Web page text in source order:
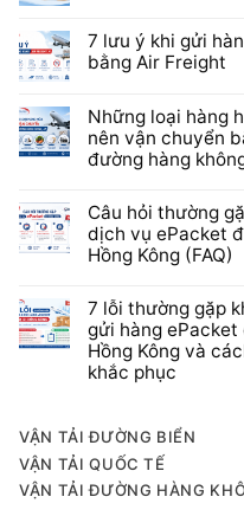
7 lưu ý khi gửi
bằng Air Freight
Những loại hàng
nên vận chuyển
đường hàng
Câu hỏi thường
dịch vụ ePacket
Hồng Kông (FAQ)
7 lỗi thường gặp
gửi hàng ePacket
Hồng Kông và
khắc phục
VẬN TẢI ĐƯỜNG BIỂN
VẬN TẢI QUỐC TẾ
VẬN TẢI ĐƯỜNG HÀNG